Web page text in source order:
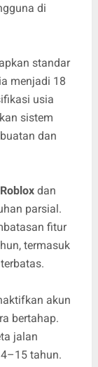
di
standar
menjadi 18
usia
sistem
dan
Roblox dan
parsial.
fitur
termasuk
akun
bertahap.
jalan
tahun.